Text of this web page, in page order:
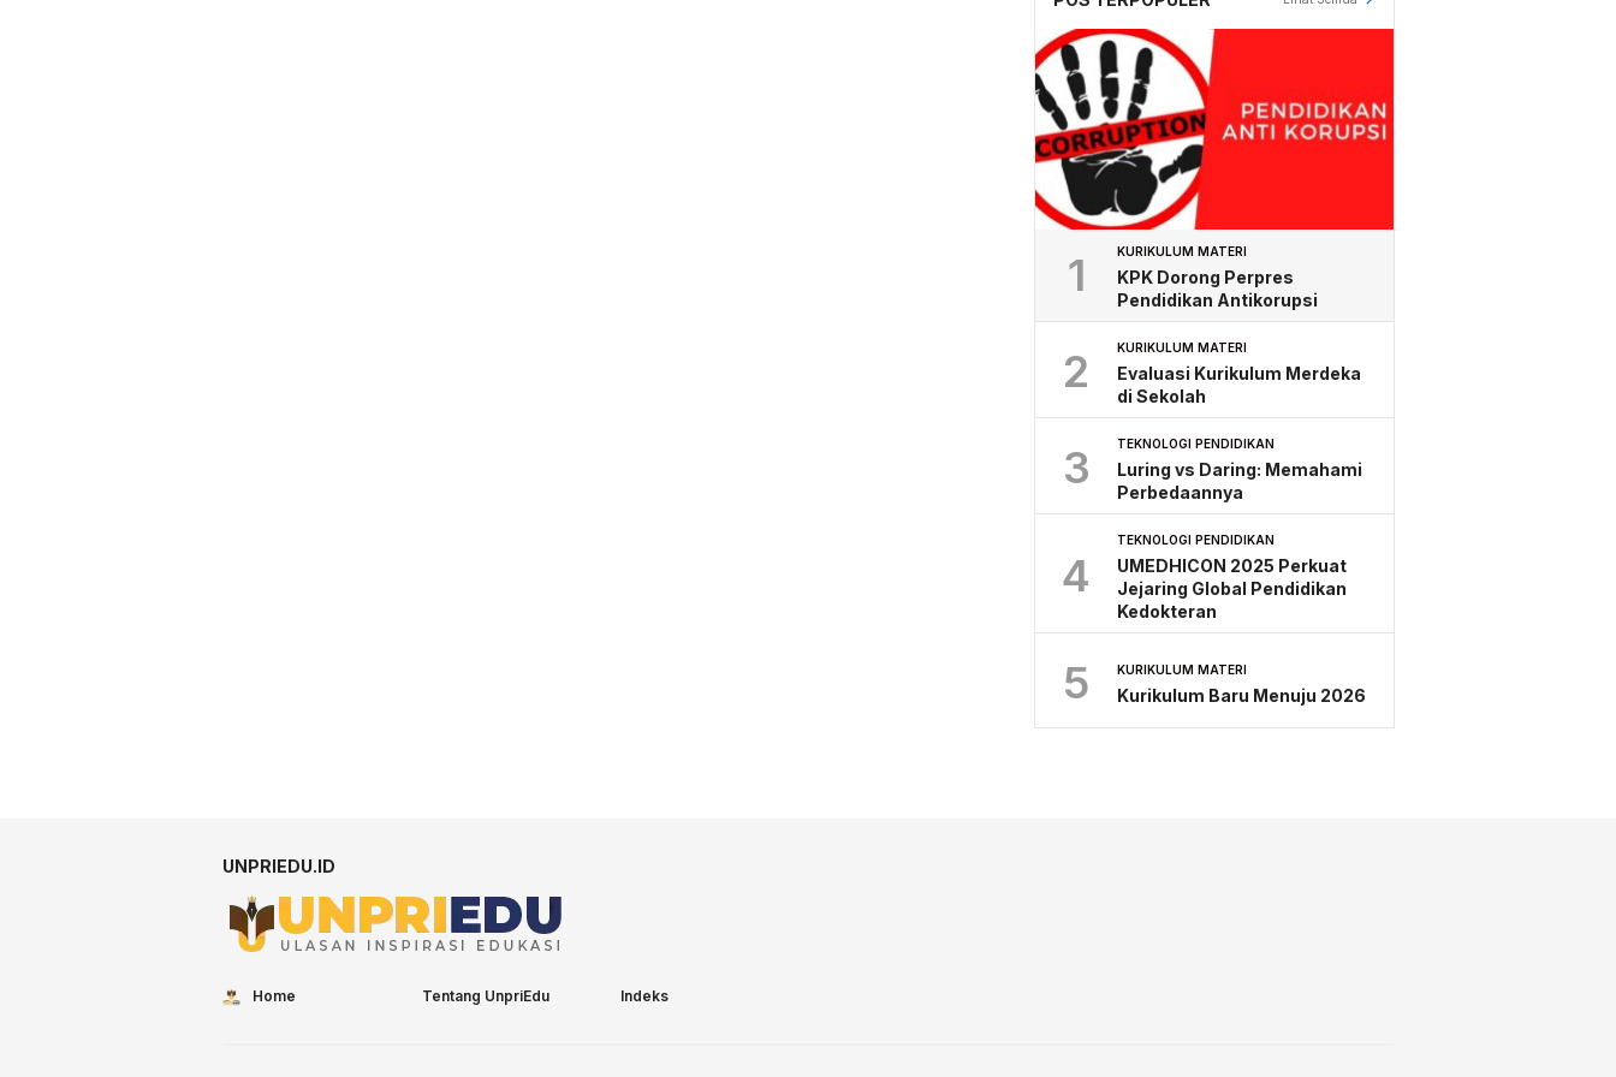
1 KURIKULUM MATERI
KPK Dorong Perpres
Pendidikan Antikorupsi
2 KURIKULUM MATERI
Evaluasi Kurikulum Merdeka
di Sekolah
3 TEKNOLOGI PENDIDIKAN
Luring vs Daring: Memahami
Perbedaannya
4
TEKNOLOGI PENDIDIKAN
UMEDHICON 2025 Perkuat
Jejaring Global Pendidikan
Kedokteran
5 KURIKULUM MATERI
Kurikulum Baru Menuju 2026
UNPRIEDU.ID
Home Tentang UnpriEdu Indeks